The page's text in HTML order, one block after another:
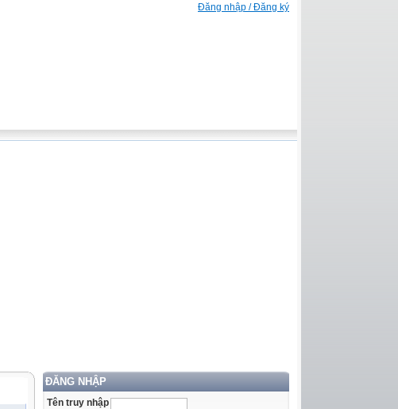
Đăng nhập / Đăng ký
ĐĂNG NHẬP
Tên truy nhập